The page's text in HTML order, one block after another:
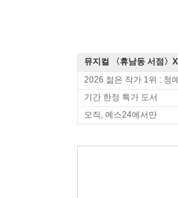
2026 젊은 작가 1위 : 청예
기간 한정 특가 도서
오직, 예스24에서만